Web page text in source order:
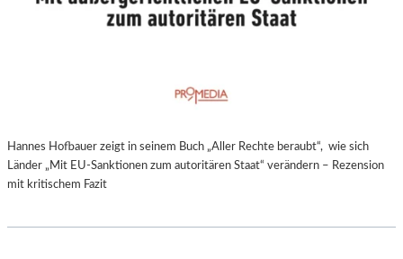
Hannes Hofbauer zeigt in seinem Buch „Aller Rechte beraubt“, wie sich
Länder „Mit EU-Sanktionen zum autoritären Staat“ verändern – Rezension
mit kritischem Fazit